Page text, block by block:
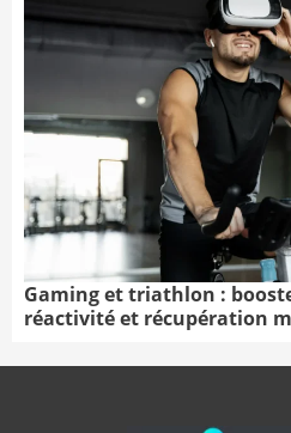
Gaming et triathlon :
réactivité et récupération